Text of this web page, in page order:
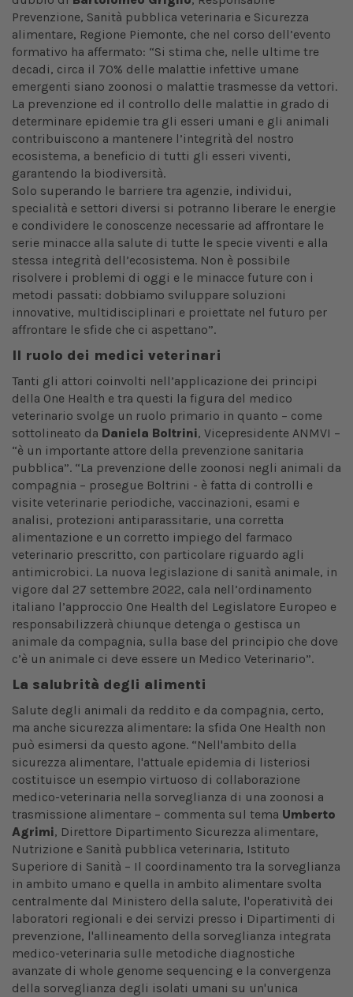
Prevenzione, Sanità pubblica veterinaria e Sicurezza
alimentare, Regione Piemonte, che nel corso dell’evento
formativo ha affermato: “Si stima che, nelle ultime tre
decadi, circa il 70% delle malattie infettive umane
emergenti siano zoonosi o malattie trasmesse da vettori.
La prevenzione ed il controllo delle malattie in grado di
determinare epidemie tra gli esseri umani e gli animali
contribuiscono a mantenere l’integrità del nostro
ecosistema, a beneficio di tutti gli esseri viventi,
garantendo la biodiversità.
Solo superando le barriere tra agenzie, individui,
specialità e settori diversi si potranno liberare le energie
e condividere le conoscenze necessarie ad affrontare le
serie minacce alla salute di tutte le specie viventi e alla
stessa integrità dell’ecosistema. Non è possibile
risolvere i problemi di oggi e le minacce future con i
metodi passati: dobbiamo sviluppare soluzioni
innovative, multidisciplinari e proiettate nel futuro per
affrontare le sfide che ci aspettano”.
Il ruolo dei medici veterinari
Tanti gli attori coinvolti nell’applicazione dei principi
della One Health e tra questi la figura del medico
veterinario svolge un ruolo primario in quanto – come
sottolineato da Daniela Boltrini, Vicepresidente ANMVI –
“è un importante attore della prevenzione sanitaria
pubblica”. “La prevenzione delle zoonosi negli animali da
compagnia – prosegue Boltrini - è fatta di controlli e
visite veterinarie periodiche, vaccinazioni, esami e
analisi, protezioni antiparassitarie, una corretta
alimentazione e un corretto impiego del farmaco
veterinario prescritto, con particolare riguardo agli
antimicrobici. La nuova legislazione di sanità animale, in
vigore dal 27 settembre 2022, cala nell’ordinamento
italiano l’approccio One Health del Legislatore Europeo e
responsabilizzerà chiunque detenga o gestisca un
animale da compagnia, sulla base del principio che dove
c’è un animale ci deve essere un Medico Veterinario”.
La salubrità degli alimenti
Salute degli animali da reddito e da compagnia, certo,
ma anche sicurezza alimentare: la sfida One Health non
può esimersi da questo agone. “Nell'ambito della
sicurezza alimentare, l'attuale epidemia di listeriosi
costituisce un esempio virtuoso di collaborazione
medico-veterinaria nella sorveglianza di una zoonosi a
trasmissione alimentare – commenta sul tema Umberto
Agrimi, Direttore Dipartimento Sicurezza alimentare,
Nutrizione e Sanità pubblica veterinaria, Istituto
Superiore di Sanità – Il coordinamento tra la sorveglianza
in ambito umano e quella in ambito alimentare svolta
centralmente dal Ministero della salute, l'operatività dei
laboratori regionali e dei servizi presso i Dipartimenti di
prevenzione, l'allineamento della sorveglianza integrata
medico-veterinaria sulle metodiche diagnostiche
avanzate di whole genome sequencing e la convergenza
della sorveglianza degli isolati umani su un'unica